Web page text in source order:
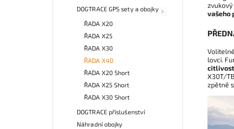
DOGTRACE GPS sety a obojky
ŘADA X20
ŘADA X25
ŘADA X30
ŘADA X40
ŘADA X20 Short
ŘADA X25 Short
ŘADA X30 Short
DOGTRACE příslušenství
Náhradní obojky
vašeho
lovci.
X30T/
zpětně